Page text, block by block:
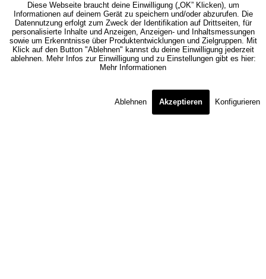
Diese Webseite braucht deine Einwilligung („OK” Klicken), um
Informationen auf deinem Gerät zu speichern und/oder abzurufen. Die
Datennutzung erfolgt zum Zweck der Identifikation auf Drittseiten, für
personalisierte Inhalte und Anzeigen, Anzeigen- und Inhaltsmessungen
sowie um Erkenntnisse über Produktentwicklungen und Zielgruppen. Mit
Klick auf den Button "Ablehnen" kannst du deine Einwilligung jederzeit
ablehnen. Mehr Infos zur Einwilligung und zu Einstellungen gibt es hier:
Mehr Informationen
Ablehnen Akzeptieren Konfigurieren